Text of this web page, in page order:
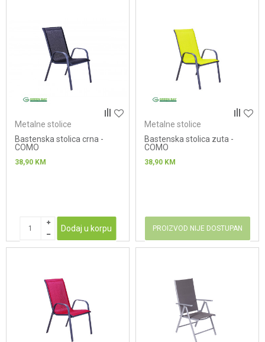
Metalne stolice
Bastenska stolica crna -
COMO
38,90 KM
Dodaj u korpu
Metalne stolice
Bastenska stolica zuta -
COMO
38,90 KM
PROIZVOD NIJE DOSTUPAN